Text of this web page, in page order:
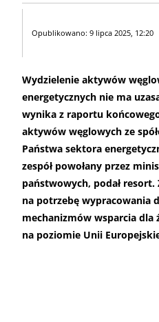
Opublikowano: 9 lipca 2025, 12:20
Wydzielenie aktywów
energetycznych nie ma
wynika z raportu
aktywów węglowych ze
Państwa sektora
zespół powołany przez
państwowych, podał resort.
na potrzebę wypracowania
mechanizmów wsparcia dla
na poziomie Unii